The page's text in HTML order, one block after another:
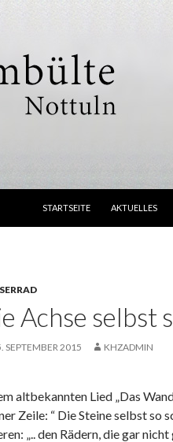
STARTSEITE
AKTUELLES
Achse selbst
SEPTEMBER 2015 KHZADMIN
altbekannten Lied „Das
Zeile: “ Die Steine selbst so
„.. den Rädern, die gar nicht